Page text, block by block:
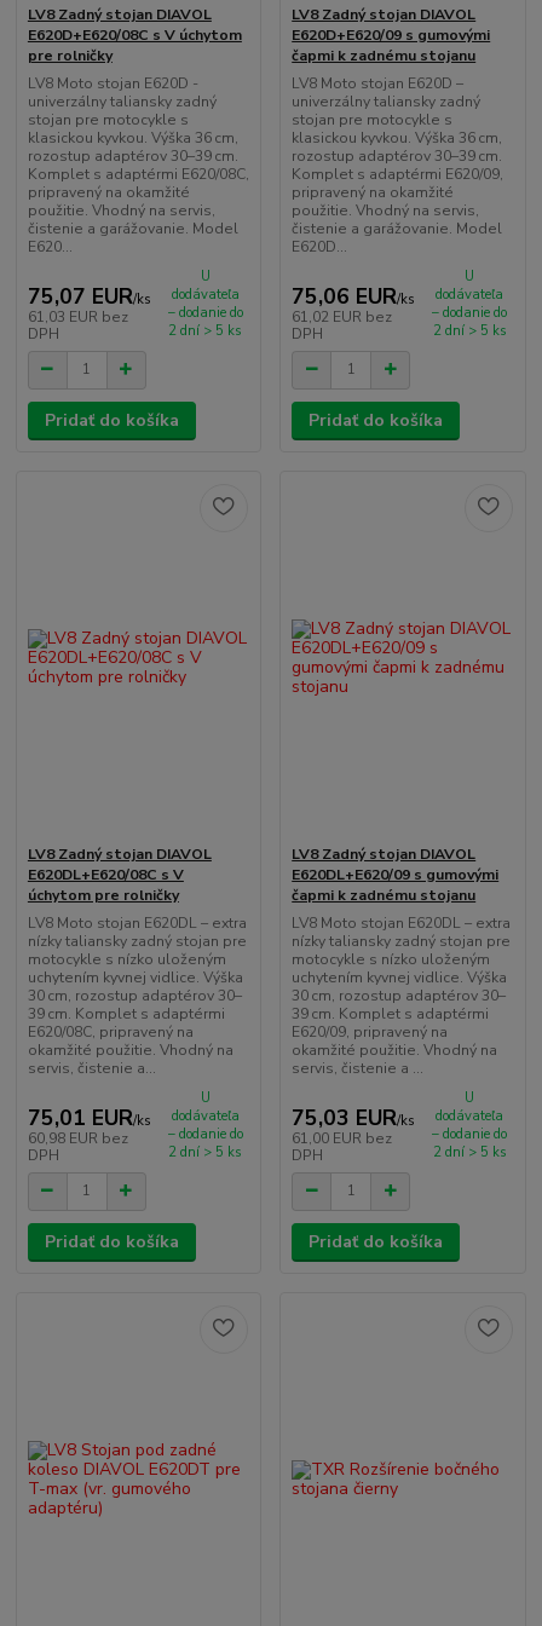
LV8 Zadný stojan DIAVOL
E620D+E620/08C s V úchytom
pre rolničky
LV8 Moto stojan E620D -
univerzálny taliansky zadný
stojan pre motocykle s
klasickou kyvkou. Výška 36 cm,
rozostup adaptérov 30–39 cm.
Komplet s adaptérmi E620/08C,
pripravený na okamžité
použitie. Vhodný na servis,
čistenie a garážovanie. Model
E620...
75,07 EUR/ks
61,03 EUR bez
DPH
U
dodávateľa
– dodanie do
2 dní > 5 ks
Pridať do košíka
LV8 Zadný stojan DIAVOL
E620D+E620/09 s gumovými
čapmi k zadnému stojanu
LV8 Moto stojan E620D –
univerzálny taliansky zadný
stojan pre motocykle s
klasickou kyvkou. Výška 36 cm,
rozostup adaptérov 30–39 cm.
Komplet s adaptérmi E620/09,
pripravený na okamžité
použitie. Vhodný na servis,
čistenie a garážovanie. Model
E620D...
75,06 EUR/ks
61,02 EUR bez
DPH
U
dodávateľa
– dodanie do
2 dní > 5 ks
Pridať do košíka
LV8 Zadný stojan DIAVOL
E620DL+E620/08C s V
úchytom pre rolničky
LV8 Moto stojan E620DL – extra
nízky taliansky zadný stojan pre
motocykle s nízko uloženým
uchytením kyvnej vidlice. Výška
30 cm, rozostup adaptérov 30–
39 cm. Komplet s adaptérmi
E620/08C, pripravený na
okamžité použitie. Vhodný na
servis, čistenie a...
75,01 EUR/ks
60,98 EUR bez
DPH
U
dodávateľa
– dodanie do
2 dní > 5 ks
Pridať do košíka
LV8 Zadný stojan DIAVOL
E620DL+E620/09 s gumovými
čapmi k zadnému stojanu
LV8 Moto stojan E620DL – extra
nízky taliansky zadný stojan pre
motocykle s nízko uloženým
uchytením kyvnej vidlice. Výška
30 cm, rozostup adaptérov 30–
39 cm. Komplet s adaptérmi
E620/09, pripravený na
okamžité použitie. Vhodný na
servis, čistenie a ...
75,03 EUR/ks
61,00 EUR bez
DPH
U
dodávateľa
– dodanie do
2 dní > 5 ks
Pridať do košíka